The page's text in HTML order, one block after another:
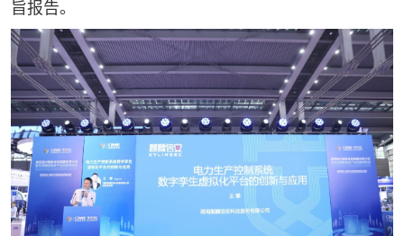
旨报告。